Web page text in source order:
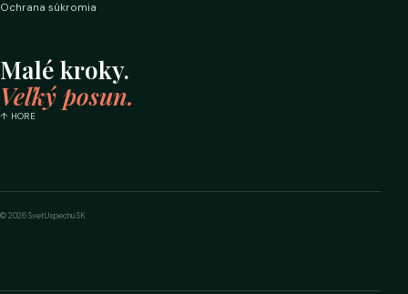
Ochrana súkromia
Malé kroky.
Veľký posun.
↑ HORE
© 2026 SvetUspechu.SK